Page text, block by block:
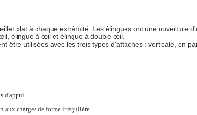
plat à chaque extrémité. Les élingues ont une ouverture
élingue à œil et élingue à double œil.
être utilisées avec les trois types d'attaches : verticale, en
d'appui
aux charges de forme irrégulière